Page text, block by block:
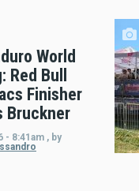
World
Red Bull
Finisher
Bruckner
- 8:41am , by